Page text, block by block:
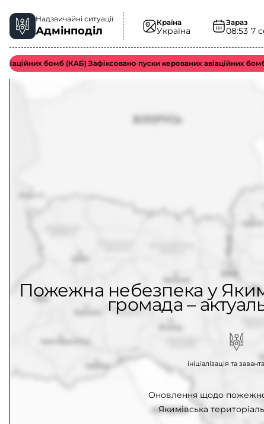
Надзвичайні ситуації
Адмінподіл
Країна
Україна
Зараз
08:53 7
бомб (КАБ) Зафіксовано пуски керованих авіаційних бомб
Пожежна небезпека у
громада –
Оновлення щодо
Якимівська
ініціалізація та